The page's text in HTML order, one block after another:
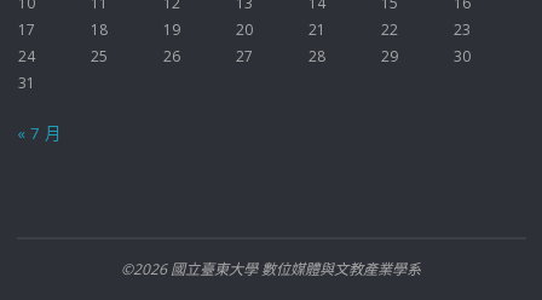
17
18 19 20 21 22
23
24
25 26 27 28 29
30
31
« 7 月
©2026 國立臺東大學 數位媒體與文教產業學系